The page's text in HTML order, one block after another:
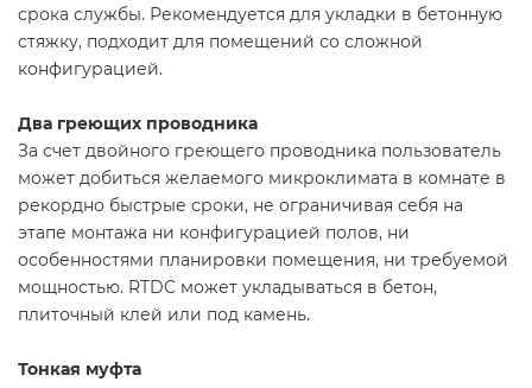
срока службы. Рекомендуется для укладки в бетонную
стяжку, подходит для помещений со сложной
конфигурацией.
Два греющих проводника
За счет двойного греющего проводника пользователь
может добиться желаемого микроклимата в комнате в
рекордно быстрые сроки, не ограничивая себя на
этапе монтажа ни конфигурацией полов, ни
особенностями планировки помещения, ни требуемой
мощностью. RTDC может укладываться в бетон,
плиточный клей или под камень.
Тонкая муфта